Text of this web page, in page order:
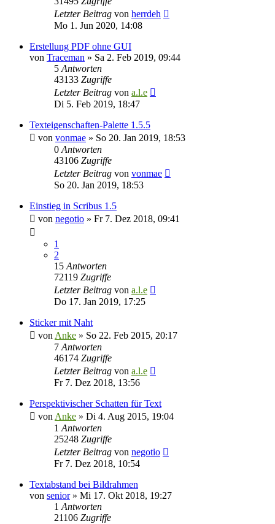
Letzter Beitrag von herrdeh
Mo 1. Jun 2020, 14:08
Erstellung PDF ohne GUI
von Traceman » Sa 2. Feb 2019, 09:44
5 Antworten
43133 Zugriffe
Letzter Beitrag von a.l.e
Di 5. Feb 2019, 18:47
Texteigenschaften-Palette 1.5.5
von vonmae » So 20. Jan 2019, 18:53
0 Antworten
43106 Zugriffe
Letzter Beitrag von vonmae
So 20. Jan 2019, 18:53
Einstieg in Scribus 1.5
von negotio » Fr 7. Dez 2018, 09:41
1
2
15 Antworten
72119 Zugriffe
Letzter Beitrag von a.l.e
Do 17. Jan 2019, 17:25
Sticker mit Naht
von Anke » So 22. Feb 2015, 20:17
7 Antworten
46174 Zugriffe
Letzter Beitrag von a.l.e
Fr 7. Dez 2018, 13:56
Perspektivischer Schatten für Text
von Anke » Di 4. Aug 2015, 19:04
1 Antworten
25248 Zugriffe
Letzter Beitrag von negotio
Fr 7. Dez 2018, 10:54
Textabstand bei Bildrahmen
von senior» Mi 17. Okt 2018, 19:27
1 Antworten
21106 Zugriffe